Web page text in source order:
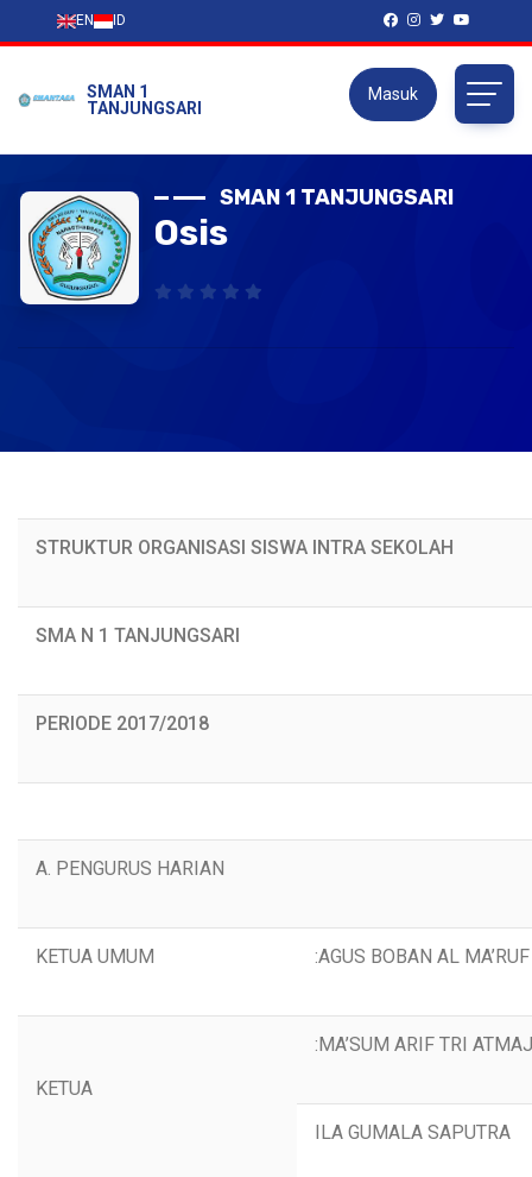
EN ID
SMAN 1
TANJUNGSARI
Masuk
SMAN 1 TANJUNGSARI
Osis
STRUKTUR ORGANISASI SISWA INTRA SEKOLAH
SMA N 1 TANJUNGSARI
PERIODE 2017/2018
A. PENGURUS HARIAN
KETUA UMUM :AGUS BOBAN AL MA’RUF
KETUA
:MA’SUM ARIF TRI
ILA GUMALA SAPUTRA